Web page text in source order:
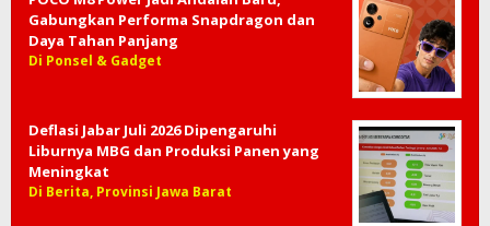
Gabungkan Performa Snapdragon dan
Daya Tahan Panjang
Di Ponsel & Gadget
Deflasi Jabar Juli 2026 Dipengaruhi
Liburnya MBG dan Produksi Panen yang
Meningkat
Di Berita, Provinsi Jawa Barat